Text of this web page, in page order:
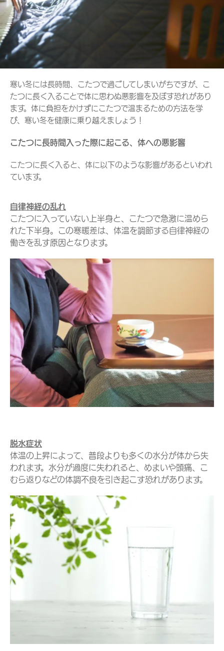
寒い冬には長時間、こたつで過ごしてしまいがちですが、こ
たつに長く入ることで体に思わぬ悪影響を及ぼす恐れがあり
ます。体に負担をかけずにこたつで温まるための方法を学
び、寒い冬を健康に乗り越えましょう！
こたつに長時間入った際に起こる、体への悪影響
こたつに長く入ると、体に以下のような影響があるといわれ
ています。
自律神経の乱れ
こたつに入っていない上半身と、こたつで急激に温めら
れた下半身。この寒暖差は、体温を調節する自律神経の
働きを乱す原因となります。
脱水症状
体温の上昇によって、普段よりも多くの水分が体から失
われます。水分が過度に失われると、めまいや頭痛、こ
むら返りなどの体調不良を引き起こす恐れがあります。